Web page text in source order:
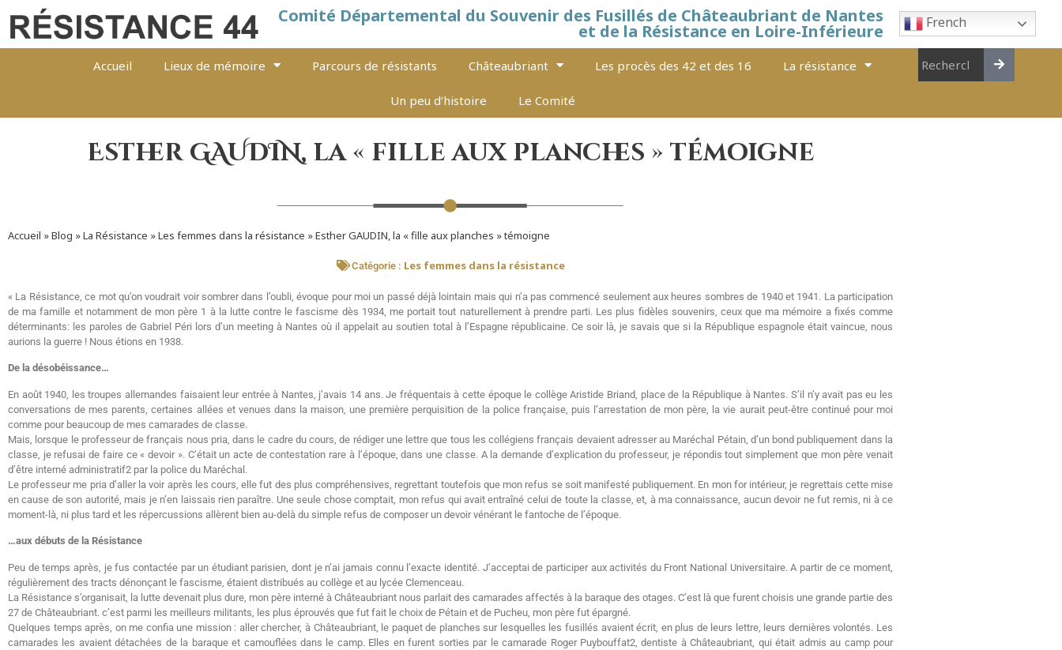
Comité Départemental du Souvenir des Fusillés de Châteaubriant de Nantes
et de la Résistance en Loire-Inférieure French
Accueil Lieux de mémoire Parcours de résistants Châteaubriant Les procès des 42 et des 16 La résistance
Un peu d’histoire Le Comité
Esther GAUDIN, la « fille aux planches » témoigne
Accueil »Blog »La Résistance »Les femmes dans la résistance »Esther GAUDIN, la « fille aux planches » témoigne
Catégorie : Les femmes dans la résistance
« La Résistance, ce mot qu’on voudrait voir sombrer dans l’oubli, évoque pour moi un passé déjà lointain mais qui n’a pas commencé seulement aux heures sombres de 1940 et 1941. La participation
de ma famille et notamment de mon père 1 à la lutte contre le fascisme dès 1934, me portait tout naturellement à prendre parti. Les plus fidèles souvenirs, ceux que ma mémoire a fixés comme
déterminants: les paroles de Gabriel Péri lors d’un meeting à Nantes où il appelait au soutien total à l’Espagne républicaine. Ce soir là, je savais que si la République espagnole était vaincue, nous
aurions la guerre ! Nous étions en 1938.
De la désobéissance…
En août 1940, les troupes allemandes faisaient leur entrée à Nantes, j’avais 14 ans. Je fréquentais à cette époque le collège Aristide Briand, place de la République à Nantes. S’il n’y avait pas eu les
conversations de mes parents, certaines allées et venues dans la maison, une première perquisition de la police française, puis l’arrestation de mon père, la vie aurait peut-être continué pour moi
comme pour beaucoup de mes camarades de classe.
Mais, lorsque le professeur de français nous pria, dans le cadre du cours, de rédiger une lettre que tous les collégiens français devaient adresser au Maréchal Pétain, d’un bond publiquement dans la
classe, je refusai de faire ce « devoir ». C’était un acte de contestation rare à l’époque, dans une classe. A la demande d’explication du professeur, je répondis tout simplement que mon père venait
d’être interné administratif2 par la police du Maréchal.
Le professeur me pria d’aller la voir après les cours, elle fut des plus compréhensives, regrettant toutefois que mon refus se soit manifesté publiquement. En mon for intérieur, je regrettais cette mise
en cause de son autorité, mais je n’en laissais rien paraître. Une seule chose comptait, mon refus qui avait entraîné celui de toute la classe, et, à ma connaissance, aucun devoir ne fut remis, ni à ce
moment-là, ni plus tard et les répercussions allèrent bien au-delà du simple refus de composer un devoir vénérant le fantoche de l’époque.
…aux débuts de la Résistance
Peu de temps après, je fus contactée par un étudiant parisien, dont je n’ai jamais connu l’exacte identité. J’acceptai de participer aux activités du Front National Universitaire. A partir de ce moment,
régulièrement des tracts dénonçant le fascisme, étaient distribués au collège et au lycée Clemenceau.
La Résistance s’organisait, la lutte devenait plus dure, mon père interné à Châteaubriant nous parlait des camarades affectés à la baraque des otages. C’est là que furent choisis une grande partie des
27 de Châteaubriant. c’est parmi les meilleurs militants, les plus éprouvés que fut fait le choix de Pétain et de Pucheu, mon père fut épargné.
Quelques temps après, on me confia une mission : aller chercher, à Châteaubriant, le paquet de planches sur lesquelles les fusillés avaient écrit, en plus de leurs lettre, leurs dernières volontés. Les
camarades les avaient détachées de la baraque et camouflées dans le camp. Elles en furent sorties par le camarade Roger Puybouffat2, dentiste à Châteaubriant, qui était admis au camp pour